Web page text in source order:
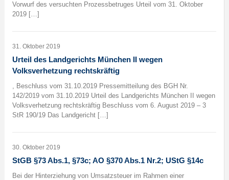
Vorwurf des versuchten Prozessbetruges Urteil vom 31. Oktober
2019 […]
31. Oktober 2019
Urteil des Landgerichts München II wegen
Volksverhetzung rechtskräftig
, Beschluss vom 31.10.2019 Pressemitteilung des BGH Nr.
142/2019 vom 31.10.2019 Urteil des Landgerichts München II wegen
Volksverhetzung rechtskräftig Beschluss vom 6. August 2019 – 3
StR 190/19 Das Landgericht […]
30. Oktober 2019
StGB §73 Abs.1, §73c; AO §370 Abs.1 Nr.2; UStG §14c
Bei der Hinterziehung von Umsatzsteuer im Rahmen einer